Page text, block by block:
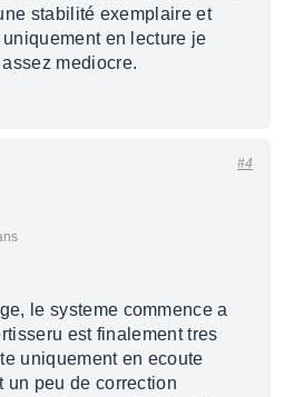
stabilité exemplaire et
en lecture je
mediocre.
#4
le systeme commence a
est finalement tres
uniquement en ecoute
un peu de correction